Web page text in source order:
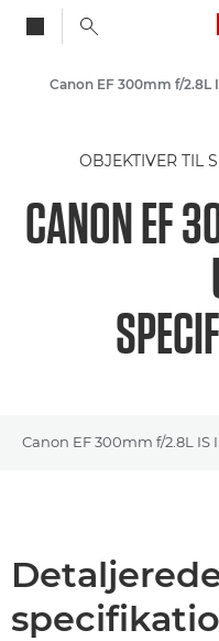
Canon-kameraobjektiver
OBJEKTIVER TIL
CANON EF
Canon EF 300mm f/2.8L IS